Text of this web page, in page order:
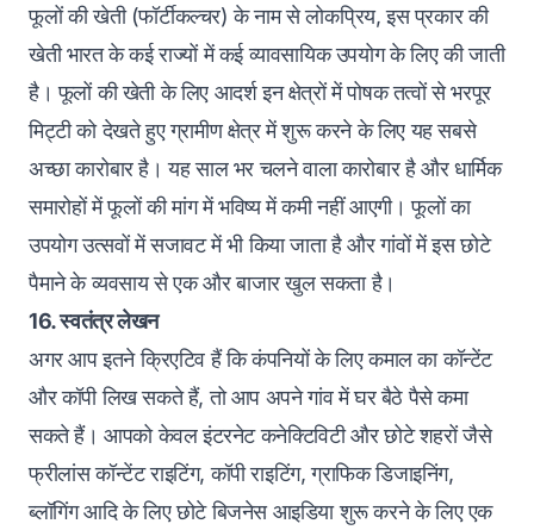
फूलों की खेती (फॉर्टीकल्चर) के नाम से लोकप्रिय, इस प्रकार की
खेती भारत के कई राज्यों में कई व्यावसायिक उपयोग के लिए की जाती
है। फूलों की खेती के लिए आदर्श इन क्षेत्रों में पोषक तत्वों से भरपूर
मिट्टी को देखते हुए ग्रामीण क्षेत्र में शुरू करने के लिए यह सबसे
अच्छा कारोबार है। यह साल भर चलने वाला कारोबार है और धार्मिक
समारोहों में फूलों की मांग में भविष्य में कमी नहीं आएगी। फूलों का
उपयोग उत्सवों में सजावट में भी किया जाता है और गांवों में इस छोटे
पैमाने के व्यवसाय से एक और बाजार खुल सकता है।
16. स्वतंत्र लेखन
अगर आप इतने क्रिएटिव हैं कि कंपनियों के लिए कमाल का कॉन्टेंट
और कॉपी लिख सकते हैं, तो आप अपने गांव में घर बैठे पैसे कमा
सकते हैं। आपको केवल इंटरनेट कनेक्टिविटी और छोटे शहरों जैसे
फ्रीलांस कॉन्टेंट राइटिंग, कॉपी राइटिंग, ग्राफिक डिजाइनिंग,
ब्लॉगिंग आदि के लिए छोटे बिजनेस आइडिया शुरू करने के लिए एक